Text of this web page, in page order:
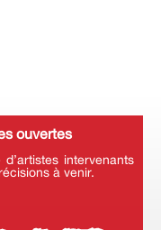
ouvertes
intervenants
à venir.